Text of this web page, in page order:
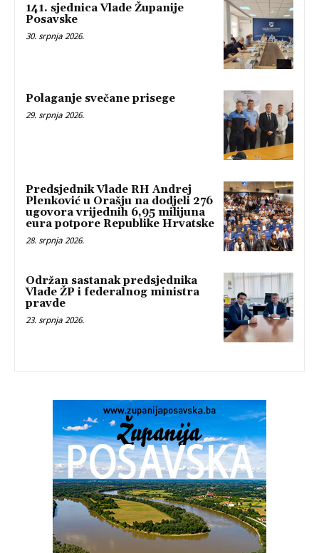
141. sjednica Vlade Županije
Posavske
30. srpnja 2026.
Polaganje svečane prisege
29. srpnja 2026.
Predsjednik Vlade RH Andrej
Plenković u Orašju na dodjeli 276
ugovora vrijednih 6,95 milijuna
eura potpore Republike Hrvatske
28. srpnja 2026.
Održan sastanak predsjednika
Vlade ŽP i federalnog ministra
pravde
23. srpnja 2026.